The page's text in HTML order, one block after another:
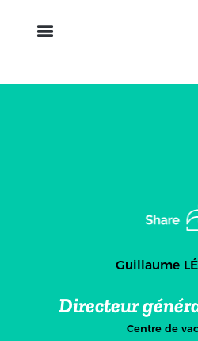
Guillaume
Directeur
Centre de